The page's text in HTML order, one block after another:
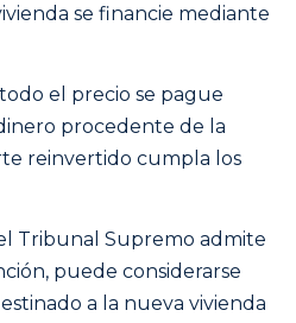
se financie mediante
el precio se pague
procedente de la
reinvertido cumpla los
Tribunal Supremo admite
puede considerarse
a la nueva vivienda